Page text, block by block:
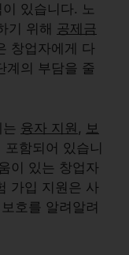
있습니다. 노
기 위해 공제금
창업자에게 다
계의 부담을 줄
융자 지원 , 보
포함되어 있습니
이 있는 창업자
가입 지원 은 사
호를 알려알려